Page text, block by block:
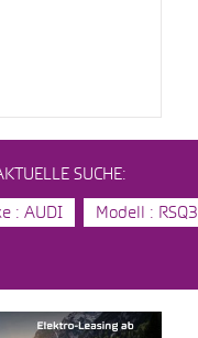
SUCHE:
: AUDI Modell : RSQ3